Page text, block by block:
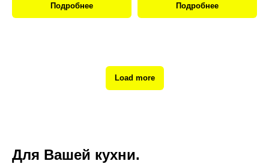
Подробнее Подробнее
Load more
Для Вашей кухни.